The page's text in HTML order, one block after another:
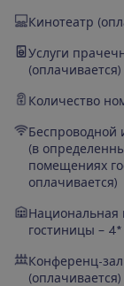
Кинотеатр
Услуги
(оплачивается)
Количество
Беспроводной
(в
помещениях
оплачивается)
Национальная
гостиницы – 4*
Конференц-
(оплачивается)